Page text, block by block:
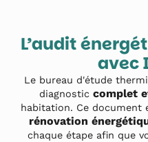
L’audit
avec
Le bureau d'étude
diagnostic complet
habitation. Ce document
rénovation
chaque étape afin que